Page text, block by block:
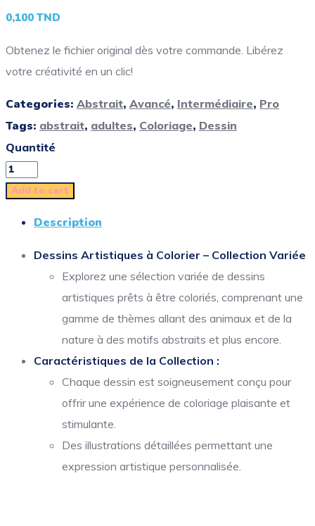
0,100 TND
Obtenez le fichier original dès votre commande. Libérez
votre créativité en un clic!
Categories: Abstrait, Avancé, Intermédiaire, Pro
Tags: abstrait, adultes, Coloriage, Dessin
Quantité
Add to cart
Description
Dessins Artistiques à Colorier – Collection Variée
Explorez une sélection variée de dessins
artistiques prêts à être coloriés, comprenant une
gamme de thèmes allant des animaux et de la
nature à des motifs abstraits et plus encore.
Caractéristiques de la Collection :
Chaque dessin est soigneusement conçu pour
offrir une expérience de coloriage plaisante et
stimulante.
Des illustrations détaillées permettant une
expression artistique personnalisée.